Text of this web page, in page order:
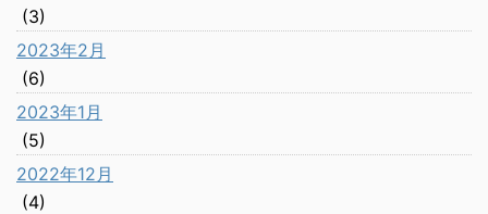
(3)
2023年2月
(6)
2023年1月
(5)
2022年12月
(4)